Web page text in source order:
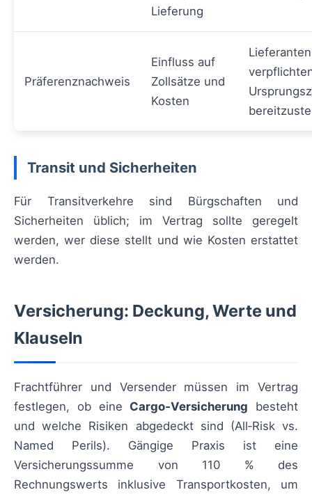
Lieferung
Präferenznachweis
Einfluss auf
Zollsätze und
Kosten
Lieferanten
Transit und Sicherheiten
Für Transitverkehre sind Bürgschaften und
Sicherheiten üblich; im Vertrag sollte geregelt
werden, wer diese stellt und wie Kosten erstattet
werden.
Versicherung: Deckung, Werte und
Klauseln
Frachtführer und Versender müssen im Vertrag
festlegen, ob eine Cargo‑Versicherung besteht
und welche Risiken abgedeckt sind (All‑Risk vs.
Named Perils). Gängige Praxis ist eine
Versicherungssumme von 110 % des
Rechnungswerts inklusive Transportkosten, um